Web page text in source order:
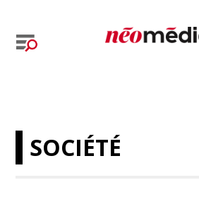
SOCIÉTÉ